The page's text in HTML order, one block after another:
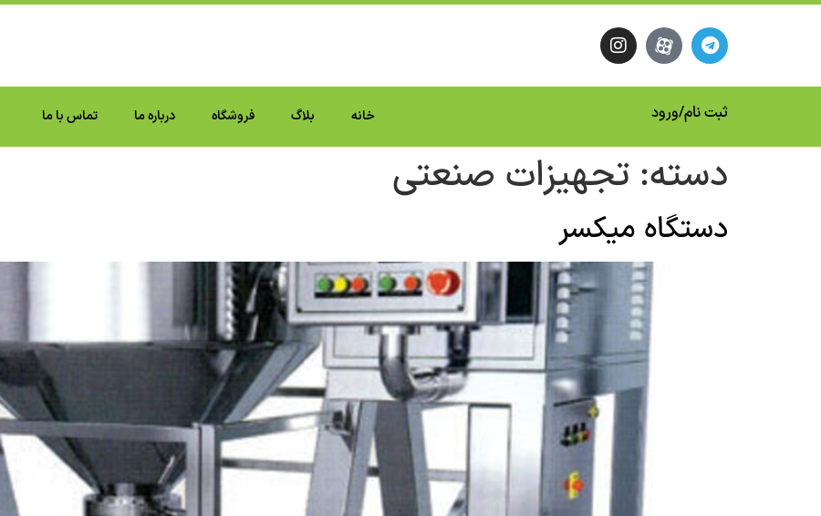
ثبت نام/ورود خانه بلاگ فروشگاه درباره ما تماس با ما
دسته: تجهیزات صنعتی
دستگاه میکسر